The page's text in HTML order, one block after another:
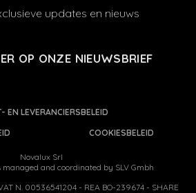
updates en nieuws
OP ONZE NIEUWSBRIEF
EN LEVERANCIERSBELEID
COOKIESBELEID
Novalux Srl
and coordinated by SLV Gmbh
N. 00536541204 - REA BO-239674 - SHARE